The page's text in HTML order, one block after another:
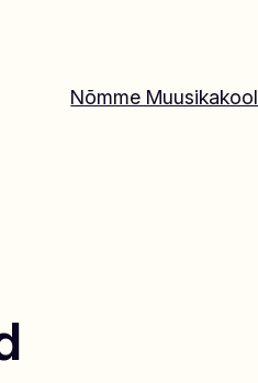
Nõmme Muusikakool